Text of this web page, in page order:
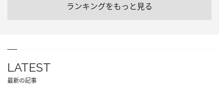
ランキングをもっと見る
LATEST
最新の記事